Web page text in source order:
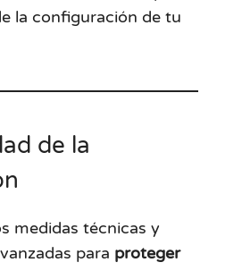
la configuración de tu
de la
medidas técnicas y
para proteger